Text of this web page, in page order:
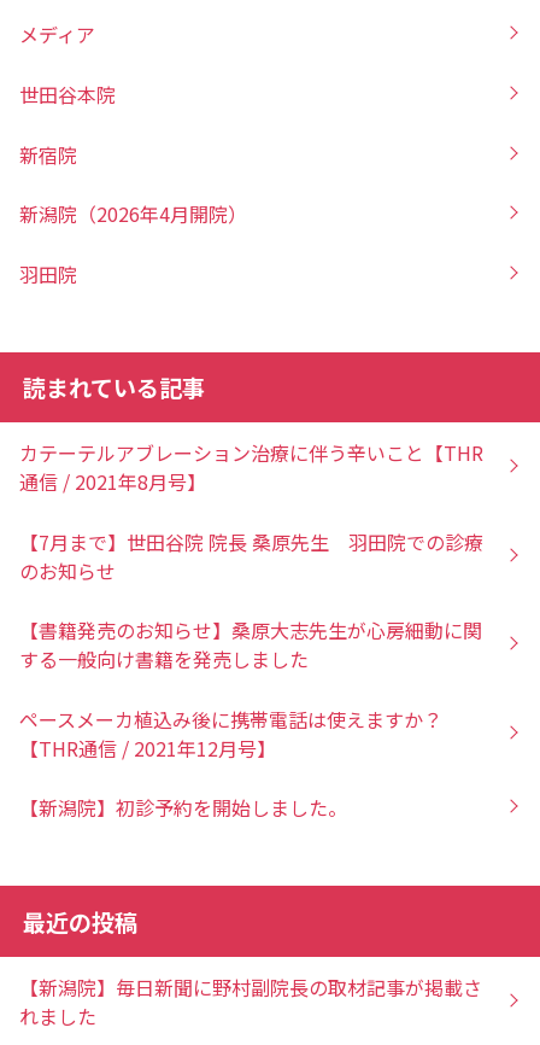
メディア
世田谷本院
新宿院
新潟院（2026年4月開院）
羽田院
読まれている記事
カテーテルアブレーション治療に伴う辛いこと【THR
通信 / 2021年8月号】
【7月まで】世田谷院 院長 桑原先生 羽田院での診療
のお知らせ
【書籍発売のお知らせ】桑原大志先生が心房細動に関
する一般向け書籍を発売しました
ペースメーカ植込み後に携帯電話は使えますか？
【THR通信 / 2021年12月号】
【新潟院】初診予約を開始しました。
最近の投稿
【新潟院】毎日新聞に野村副院長の取材記事が掲載さ
れました